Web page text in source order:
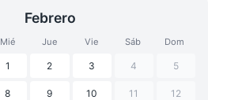
Febrero
Mié Jue Vie Sáb Dom
1 2 3 4 5
8 9 10 11 12